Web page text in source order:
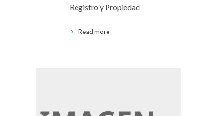
Registro y Propiedad
Read more